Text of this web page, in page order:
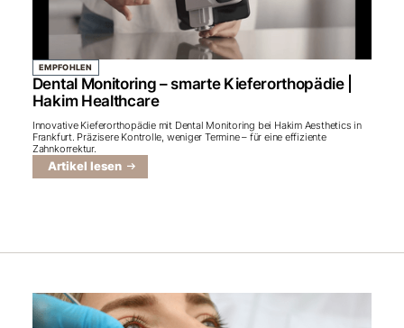
EMPFOHLEN
Dental Monitoring – smarte Kieferorthopädie |
Hakim Healthcare
Innovative Kieferorthopädie mit Dental Monitoring bei Hakim Aesthetics in
Frankfurt. Präzisere Kontrolle, weniger Termine – für eine effiziente
Zahnkorrektur.
Artikel lesen